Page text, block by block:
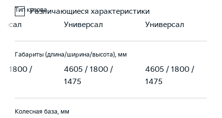
Различающиеся характеристики
Тип кузова
Универсал Универсал
Габариты (длина/ширина/высота), мм
/ 1800 /
4605 / 1800 /
1475
4605 / 1800 /
1475
Колесная база, мм